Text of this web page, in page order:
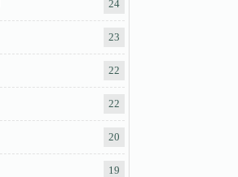
24
23
22
22
20
19